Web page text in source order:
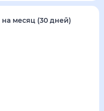
на месяц (30 дней)